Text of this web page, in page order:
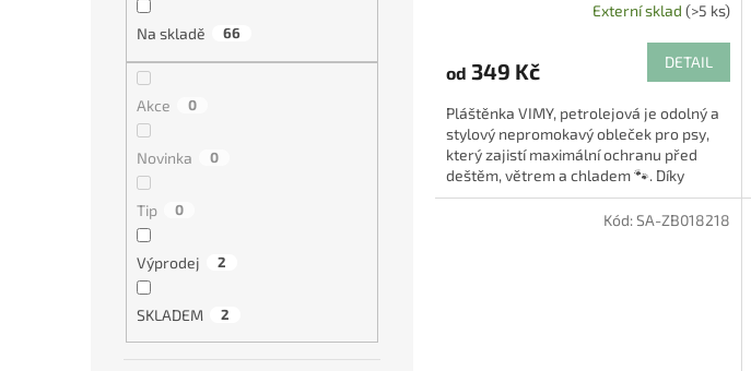
Na skladě 66
Akce 0
Novinka 0
Tip 0
Výprodej 2
SKLADEM 2
Externí sklad (>5 ks)
od 349 Kč DETAIL
Pláštěnka VIMY, petrolejová je odolný a
stylový nepromokavý obleček pro psy,
který zajistí maximální ochranu před
deštěm, větrem a chladem 🐾. Díky
promyšlenému designu je...
Kód:SA-ZB018218